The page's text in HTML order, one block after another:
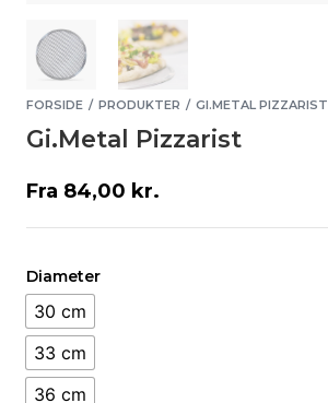
FORSIDE / PRODUKTER / GI.METAL PIZZARIST
Gi.Metal Pizzarist
Fra 84,00 kr.
Diameter
30 cm
33 cm
36 cm